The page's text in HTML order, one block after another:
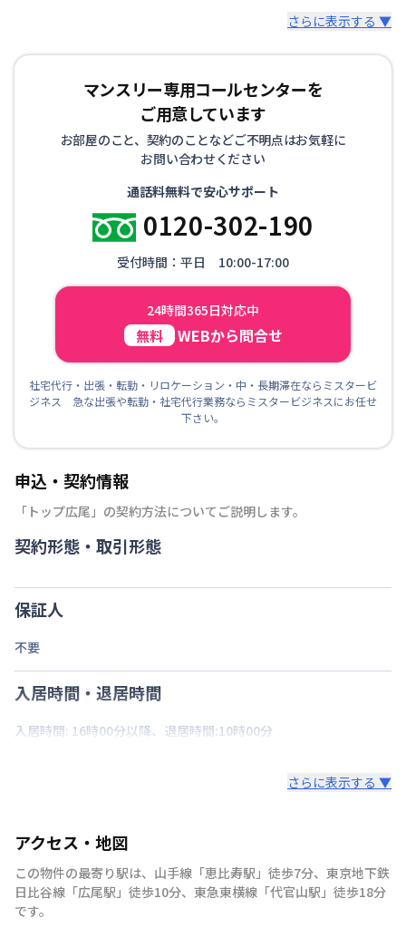
さらに表示する ▼
マンスリー専用コールセンターを
ご用意しています
お部屋のこと、契約のことなどご不明点はお気軽に
お問い合わせください
通話料無料で安心サポート
0120-302-190
受付時間：平日 10:00-17:00
24時間365日対応中
無料 WEBから問合せ
社宅代行・出張・転勤・リロケーション・中・長期滞在ならミスタービ
ジネス 急な出張や転勤・社宅代行業務ならミスタービジネスにお任せ
下さい。
申込・契約情報
「 トップ広尾 」の契約方法についてご説明します。
契約形態・取引形態
保証人
不要
入居時間・退居時間
入居時間: 16時00分以降、退居時間:10時00分
さらに表示する ▼
アクセス・地図
この物件の最寄り駅は、 山手線 「恵比寿駅 」 徒歩7分、 東京地下鉄
日比谷線 「広尾駅 」 徒歩10分、 東急東横線 「代官山駅 」 徒歩18分
です。